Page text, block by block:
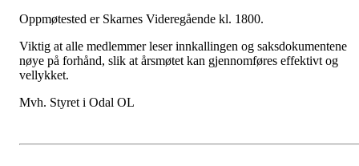
Oppmøtested er Skarnes Videregående kl. 1800.
Viktig at alle medlemmer leser innkallingen og saksdokumentene
nøye på forhånd, slik at årsmøtet kan gjennomføres effektivt og
vellykket.
Mvh. Styret i Odal OL